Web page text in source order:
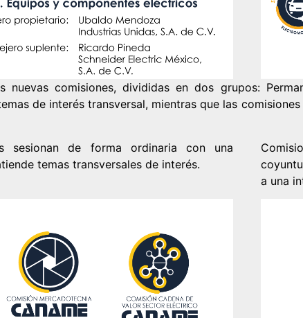
nuevas comisiones, divididas en dos grupos:
de interés transversal, mientras que las
sesionan de forma ordinaria con una
temas transversales de interés.
a una